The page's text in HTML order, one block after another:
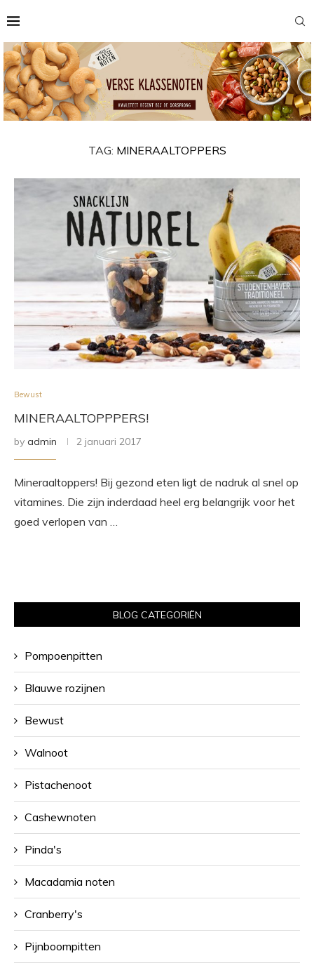
TAG: MINERAALTOPPERS
Bewust
MINERAALTOPPPERS!
by admin 2 januari 2017
Mineraaltoppers! Bij gezond eten ligt de nadruk al snel op
vitamines. Die zijn inderdaad heel erg belangrijk voor het
goed verlopen van …
BLOG CATEGORIËN
Pompoenpitten
Blauwe rozijnen
Bewust
Walnoot
Pistachenoot
Cashewnoten
Pinda's
Macadamia noten
Cranberry's
Pijnboompitten